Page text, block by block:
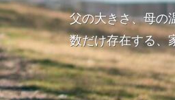
父の大きさ、母の
数だけ存在する、